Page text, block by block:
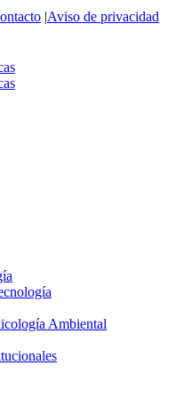
|Aviso de privacidad
Ambiental